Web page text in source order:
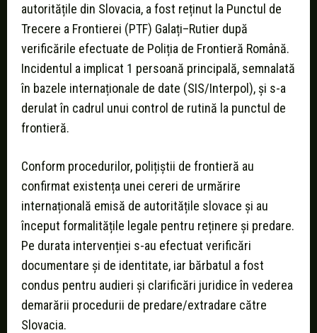
autoritățile din Slovacia, a fost reținut la Punctul de
Trecere a Frontierei (PTF) Galați–Rutier după
verificările efectuate de Poliția de Frontieră Română.
Incidentul a implicat 1 persoană principală, semnalată
în bazele internaționale de date (SIS/Interpol), și s-a
derulat în cadrul unui control de rutină la punctul de
frontieră.
Conform procedurilor, polițiștii de frontieră au
confirmat existența unei cereri de urmărire
internațională emisă de autoritățile slovace și au
început formalitățile legale pentru reținere și predare.
Pe durata intervenției s-au efectuat verificări
documentare și de identitate, iar bărbatul a fost
condus pentru audieri și clarificări juridice în vederea
demarării procedurii de predare/extradare către
Slovacia.